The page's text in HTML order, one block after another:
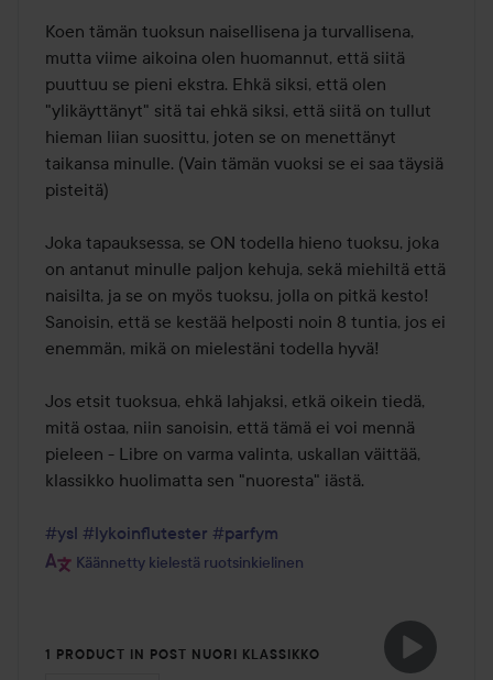
Koen tämän tuoksun naisellisena ja turvallisena,
mutta viime aikoina olen huomannut, että siitä
puuttuu se pieni ekstra. Ehkä siksi, että olen
"ylikäyttänyt" sitä tai ehkä siksi, että siitä on tullut
hieman liian suosittu, joten se on menettänyt
taikansa minulle. (Vain tämän vuoksi se ei saa täysiä
pisteitä)
Joka tapauksessa, se ON todella hieno tuoksu, joka
on antanut minulle paljon kehuja, sekä miehiltä että
naisilta, ja se on myös tuoksu, jolla on pitkä kesto!
Sanoisin, että se kestää helposti noin 8 tuntia, jos ei
enemmän, mikä on mielestäni todella hyvä!
Jos etsit tuoksua, ehkä lahjaksi, etkä oikein tiedä,
mitä ostaa, niin sanoisin, että tämä ei voi mennä
pieleen - Libre on varma valinta, uskallan väittää,
klassikko huolimatta sen "nuoresta" iästä.
#ysl #lykoinflutester #parfym
Käännetty kielestä ruotsinkielinen
1 PRODUCT IN POST NUORI KLASSIKKO